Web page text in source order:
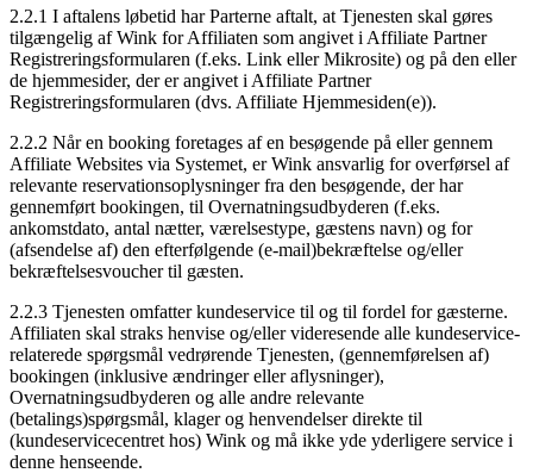
2.2.1 I aftalens løbetid har Parterne aftalt, at Tjenesten skal gøres
tilgængelig af Wink for Affiliaten som angivet i Affiliate Partner
Registreringsformularen (f.eks. Link eller Mikrosite) og på den eller
de hjemmesider, der er angivet i Affiliate Partner
Registreringsformularen (dvs. Affiliate Hjemmesiden(e)).
2.2.2 Når en booking foretages af en besøgende på eller gennem
Affiliate Websites via Systemet, er Wink ansvarlig for overførsel af
relevante reservationsoplysninger fra den besøgende, der har
gennemført bookingen, til Overnatningsudbyderen (f.eks.
ankomstdato, antal nætter, værelsestype, gæstens navn) og for
(afsendelse af) den efterfølgende (e-mail)bekræftelse og/eller
bekræftelsesvoucher til gæsten.
2.2.3 Tjenesten omfatter kundeservice til og til fordel for gæsterne.
Affiliaten skal straks henvise og/eller videresende alle kundeservice-
relaterede spørgsmål vedrørende Tjenesten, (gennemførelsen af)
bookingen (inklusive ændringer eller aflysninger),
Overnatningsudbyderen og alle andre relevante
(betalings)spørgsmål, klager og henvendelser direkte til
(kundeservicecentret hos) Wink og må ikke yde yderligere service i
denne henseende.